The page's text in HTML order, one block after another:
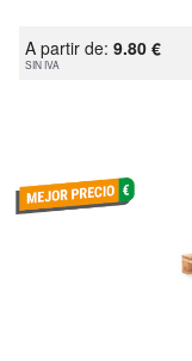
A partir de: 9.80 €
SIN IVA